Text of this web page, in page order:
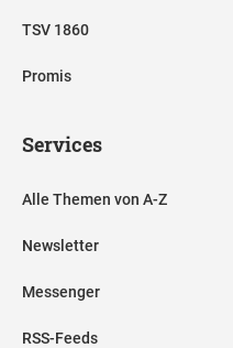
TSV 1860
Promis
Services
Alle Themen von A-Z
Newsletter
Messenger
RSS-Feeds